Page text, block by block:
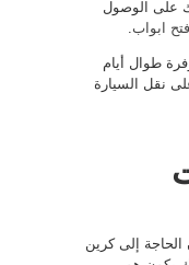
على الوصول
فتح ابواب
طوال أيام
نقل السيارة
إلى كرين